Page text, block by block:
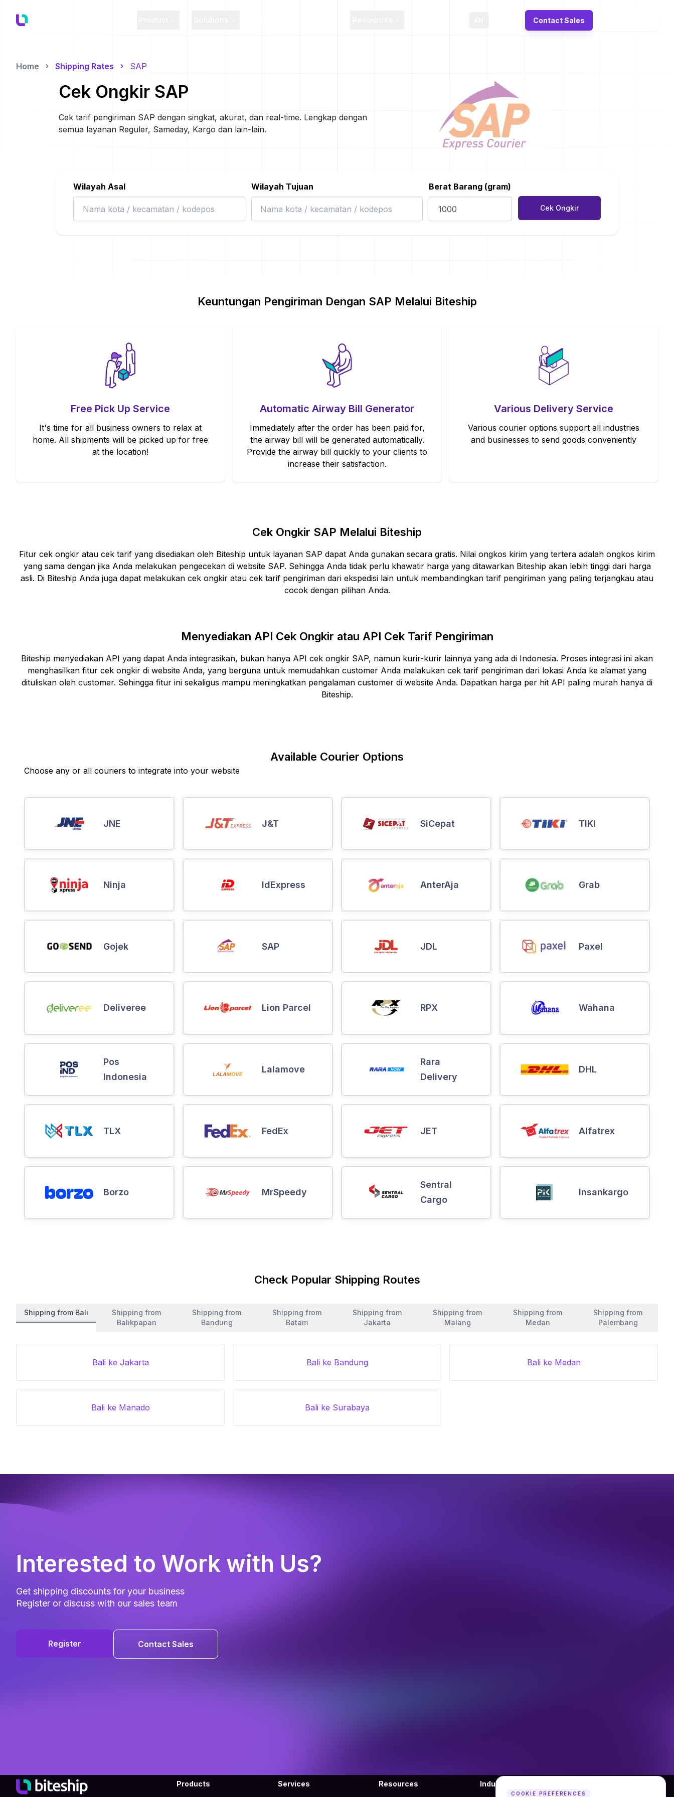
Contact Sales
Home Shipping Rates SAP
Cek Ongkir SAP
Cek tarif pengiriman SAP dengan singkat, akurat, dan real-time. Lengkap dengan
semua layanan Reguler, Sameday, Kargo dan lain-lain.
Wilayah Asal Wilayah Tujuan Berat Barang (gram)
Cek Ongkir
Keuntungan Pengiriman Dengan SAP Melalui Biteship
Free Pick Up Service
It's time for all business owners to relax at
home. All shipments will be picked up for free
at the location!
Automatic Airway Bill Generator
Immediately after the order has been paid for,
the airway bill will be generated automatically.
Provide the airway bill quickly to your clients to
increase their satisfaction.
Various Delivery Service
Various courier options support all industries
and businesses to send goods conveniently
Cek Ongkir SAP Melalui Biteship
Fitur cek ongkir atau cek tarif yang disediakan oleh Biteship untuk layanan SAP dapat Anda gunakan secara gratis. Nilai ongkos kirim yang tertera adalah ongkos kirim
yang sama dengan jika Anda melakukan pengecekan di website SAP. Sehingga Anda tidak perlu khawatir harga yang ditawarkan Biteship akan lebih tinggi dari harga
asli. Di Biteship Anda juga dapat melakukan cek ongkir atau cek tarif pengiriman dari ekspedisi lain untuk membandingkan tarif pengiriman yang paling terjangkau atau
cocok dengan pilihan Anda.
Menyediakan API Cek Ongkir atau API Cek Tarif Pengiriman
Biteship menyediakan API yang dapat Anda integrasikan, bukan hanya API cek ongkir SAP, namun kurir-kurir lainnya yang ada di Indonesia. Proses integrasi ini akan
menghasilkan fitur cek ongkir di website Anda, yang berguna untuk memudahkan customer Anda melakukan cek tarif pengiriman dari lokasi Anda ke alamat yang
dituliskan oleh customer. Sehingga fitur ini sekaligus mampu meningkatkan pengalaman customer di website Anda. Dapatkan harga per hit API paling murah hanya di
Biteship.
Available Courier Options
Choose any or all couriers to integrate into your website
JNE J&T SiCepat TIKI
Ninja IdExpress AnterAja Grab
Gojek SAP JDL Paxel
Deliveree Lion Parcel RPX Wahana
Pos
Indonesia
Lalamove
Rara
Delivery
DHL
TLX FedEx JET Alfatrex
Borzo MrSpeedy
Sentral
Cargo
Insankargo
Check Popular Shipping Routes
Shipping from Bali
Shipping from
Balikpapan
Shipping from
Bandung
Shipping from
Batam
Shipping from
Jakarta
Shipping from
Malang
Shipping from
Medan
Shipping from
Palembang
Bali ke Jakarta Bali ke Bandung Bali ke Medan
Bali ke Manado Bali ke Surabaya
Interested to Work with Us?
Get shipping discounts for your business
Register or discuss with our sales team
Register Contact Sales
Products Services Resources Industry
COOKIE PREFERENCES